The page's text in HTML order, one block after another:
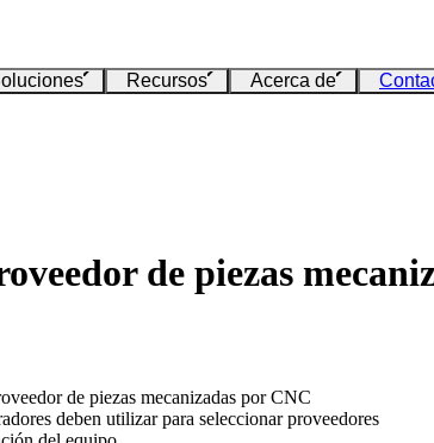
Recursos Acerca de
de piezas
de piezas mecanizadas por CNC
deben utilizar para seleccionar proveedores